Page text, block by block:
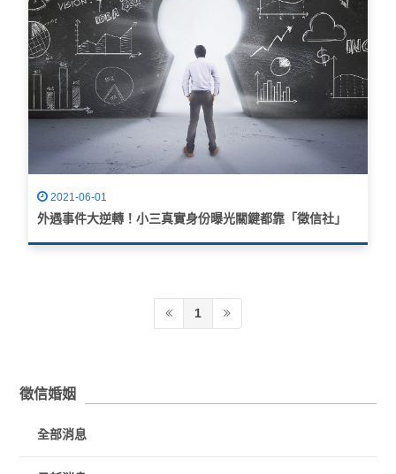
2021-06-01
外遇事件大逆轉！小三真實身份曝光關鍵都靠「徵信社」
1
徵信婚姻
全部消息